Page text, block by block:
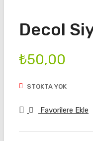
Decol
₺50,00
STOKTA YOK
Favorilere Ekle